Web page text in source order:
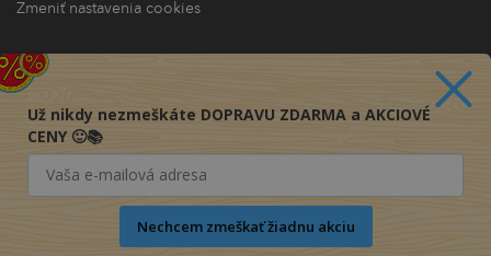
Zmeniť nastavenia cookies
Newsletter
(maximálne jedna e-mailová správa za týždeň)
Už nikdy nezmeškáte DOPRAVU ZDARMA a AKCIOVÉ
CENY 🙂📚
Nechcem zmeškať žiadnu akciu